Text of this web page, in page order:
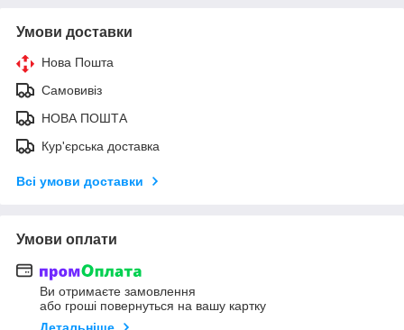
Умови доставки
Нова Пошта
Самовивіз
НОВА ПОШТА
Кур'єрська доставка
Всі умови доставки
Умови оплати
Ви отримаєте замовлення
або гроші повернуться на вашу картку